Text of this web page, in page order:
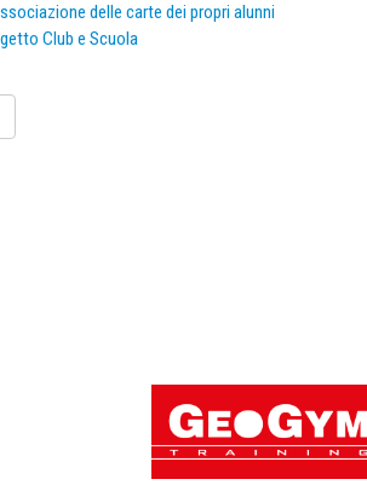
delle carte dei propri alunni
Club e Scuola